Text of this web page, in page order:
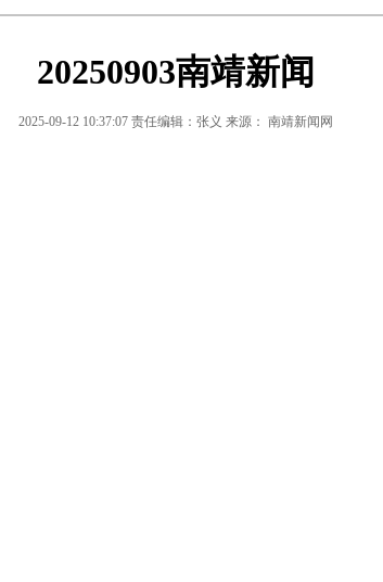
20250903南靖新闻
2025-09-12 10:37:07 责任编辑：张义 来源： 南靖新闻网